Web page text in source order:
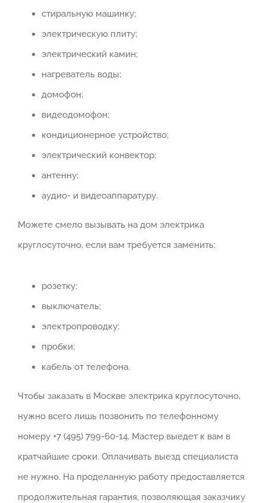
стиральную машинку;
электрическую плиту;
электрический камин;
нагреватель воды;
домофон;
видеодомофон;
кондиционерное устройство;
электрический конвектор;
антенну;
аудио- и видеоаппаратуру.
Можете смело вызывать на дом электрика
круглосуточно, если вам требуется заменить:
розетку;
выключатель;
электропроводку;
пробки;
кабель от телефона.
Чтобы заказать в Москве электрика круглосуточно,
нужно всего лишь позвонить по телефонному
номеру +7 (495) 799-60-14. Мастер выедет к вам в
кратчайшие сроки. Оплачивать выезд специалиста
не нужно. На проделанную работу предоставляется
продолжительная гарантия, позволяющая заказчику